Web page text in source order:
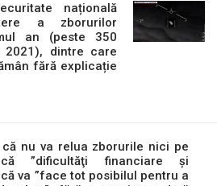
națională
a zborurilor
an (peste 350
dintre care
fără explicație
nu va relua zborurile nici pe
”dificultăţi financiare şi
va ”face tot posibilul pentru a